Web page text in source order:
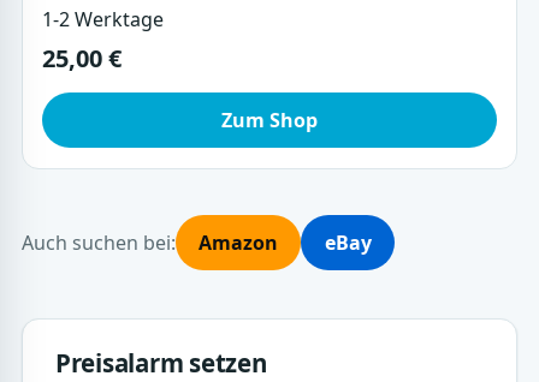
1-2 Werktage
25,00 €
Zum Shop
Auch suchen bei: Amazon eBay
Preisalarm setzen